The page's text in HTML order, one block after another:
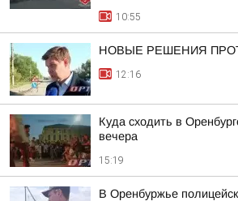
10:55
НОВЫЕ РЕШЕНИЯ
12:16
Куда сходить в
вечера
15:19
В Оренбуржье